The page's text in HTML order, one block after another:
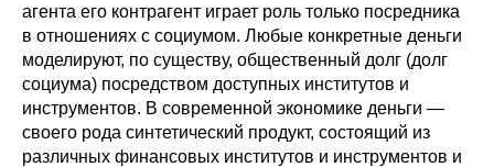
Общие требования
Стандарты оформления
Научные труды
агента его контрагент играет роль только посредника
в отношениях с социумом. Любые конкретные деньги
моделируют, по существу, общественный долг (долг
социума) посредством доступных институтов и
инструментов. В современной экономике деньги —
своего рода синтетический продукт, состоящий из
различных финансовых институтов и инструментов и